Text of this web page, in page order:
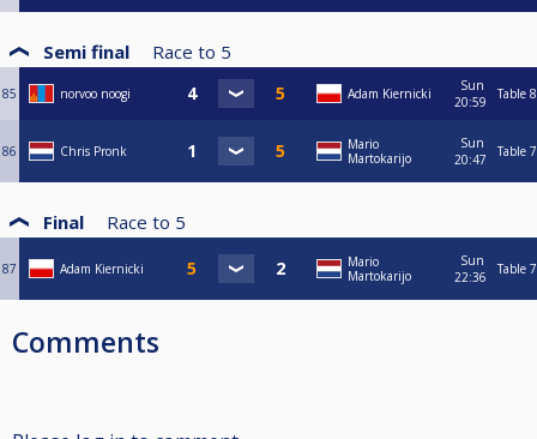
Semi final Race to 5
85 norvoo noogi Adam Kiernicki
Sun
20:59
Table 8
86 Chris Pronk
Mario
Martokarijo
Sun
20:47
Table 7
Final Race to 5
87 Adam Kiernicki
Mario
Martokarijo
Sun
22:36
Table 7
Comments